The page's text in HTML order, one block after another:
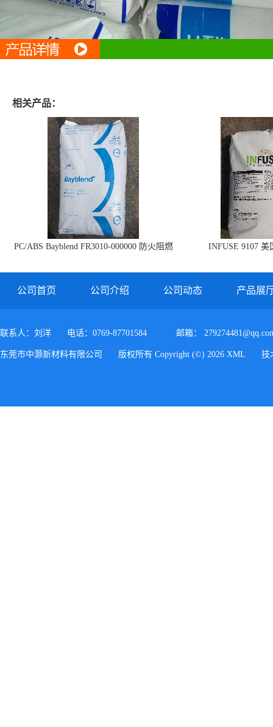
相关产品：
PC/ABS Bayblend FR3010-000000 防火阻燃
INFUSE 9107 美
公司首页 公司介绍 公司动态 产品展
联系人：刘洋 电话：0769-87701584 邮箱：
东莞市中灏新材料有限公司 版权所有 Copyright (©) 2026 XML 技